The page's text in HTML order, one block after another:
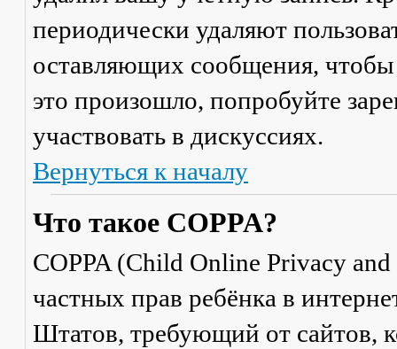
периодически удаляют
оставляющих сообщения,
это произошло, попробуйте
участвовать в дискуссиях.
Вернуться к началу
Что такое COPPA?
COPPA (Child Online Privacy
частных прав ребёнка в
Штатов, требующий от сайтов,